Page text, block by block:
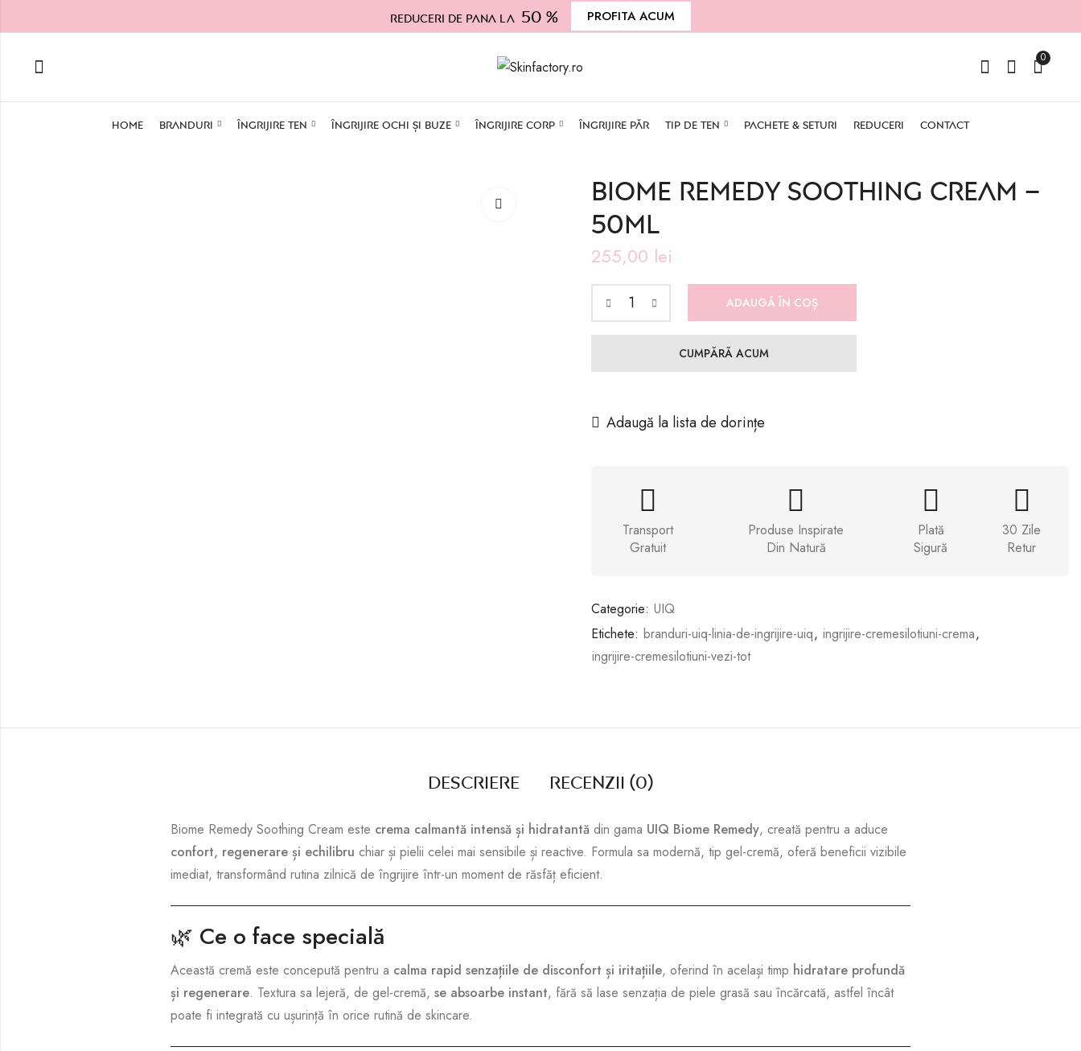
Reduceri de pana la 50 % PROFITA ACUM
0
HOME BRANDURI ÎNGRIJIRE TEN ÎNGRIJIRE OCHI ȘI BUZE ÎNGRIJIRE CORP ÎNGRIJIRE PĂR TIP DE TEN PACHETE & SETURI REDUCERI CONTACT
BIOME REMEDY SOOTHING CREAM –
50ml
255,00 lei
ADAUGĂ ÎN COȘ
CUMPĂRĂ ACUM
Adaugă la lista de dorințe
Transport
Gratuit
Produse Inspirate
Din Natură
Plată
Sigură
30 Zile
Retur
Categorie: UIQ
Etichete: branduri-uiq-linia-de-ingrijire-uiq, ingrijire-cremesilotiuni-crema,
ingrijire-cremesilotiuni-vezi-tot
Descriere Recenzii (0)
Biome Remedy Soothing Cream este crema calmantă intensă și hidratantă din gama UIQ Biome Remedy, creată pentru a aduce
confort, regenerare și echilibru chiar și pielii celei mai sensibile și reactive. Formula sa modernă, tip gel-cremă, oferă beneficii vizibile
imediat, transformând rutina zilnică de îngrijire într-un moment de răsfăț eficient.
🌿 Ce o face specială
Această cremă este concepută pentru a calma rapid senzațiile de disconfort și iritațiile, oferind în același timp hidratare profundă
și regenerare. Textura sa lejeră, de gel-cremă,se absoarbe instant, fără să lase senzația de piele grasă sau încărcată, astfel încât
poate fi integrată cu ușurință în orice rutină de skincare.